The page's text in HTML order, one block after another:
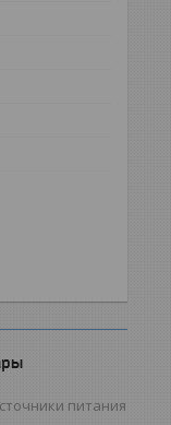
питания